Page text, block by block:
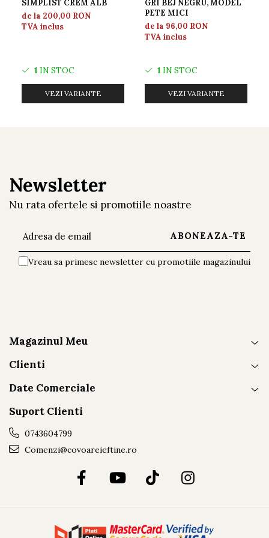
turcoaz, pentru a transforma orice incapere
intr-un spatiu elegant si confortabil. Cu o
estetica atemporala si o constructie durabila,
SIMPLIST CREM ALB
de la 200,00 RON
TVA inclus
1 IN STOC
VEZI VARIANTE
GRI BEJ NEGRU, MODEL
PETE MICI
de la 96,00 RON
TVA inclus
1 IN STOC
VEZI VARIANTE
Newsletter
Nu rata ofertele si promotiile noastre
Vreau sa primesc newsletter cu promotiile magazinului
Magazinul Meu
Clienti
Date Comerciale
Suport Clienti
0743604799
Comenzi@covoareieftine.ro